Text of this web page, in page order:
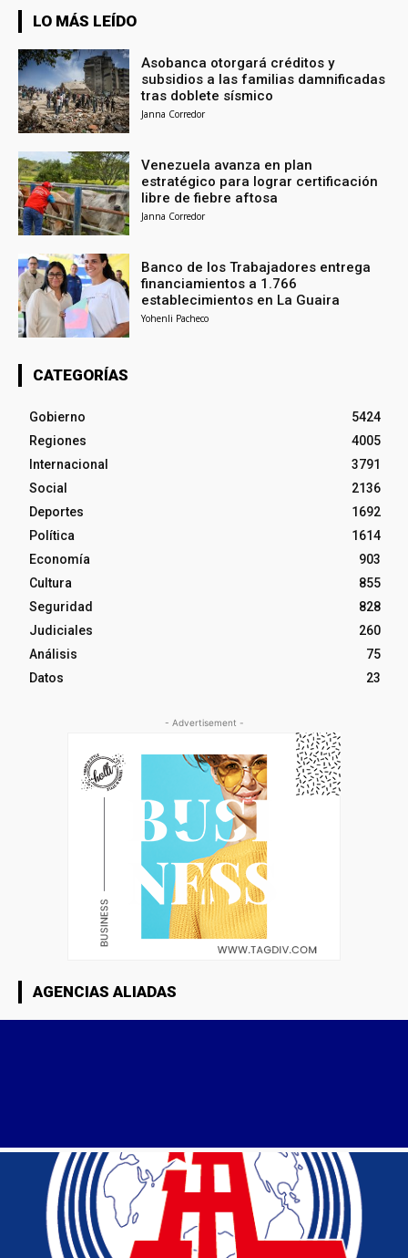
LO MÁS LEÍDO
Asobanca otorgará créditos y
subsidios a las familias damnificadas
tras doblete sísmico
Janna Corredor
Venezuela avanza en plan
estratégico para lograr certificación
libre de fiebre aftosa
Janna Corredor
Banco de los Trabajadores entrega
financiamientos a 1.766
establecimientos en La Guaira
Yohenli Pacheco
CATEGORÍAS
Gobierno
5424
Regiones
4005
Internacional
3791
Social
2136
Deportes
1692
Política
1614
Economía
903
Cultura
855
Seguridad
828
Judiciales
260
Análisis
75
Datos
23
- Advertisement -
AGENCIAS ALIADAS